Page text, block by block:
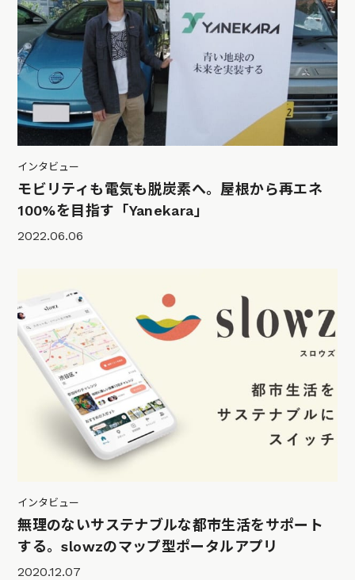
インタビュー
モビリティも電気も脱炭素へ。屋根から再エネ
100%を目指す「Yanekara」
2022.06.06
インタビュー
無理のないサステナブルな都市生活をサポート
する。slowzのマップ型ポータルアプリ
2020.12.07